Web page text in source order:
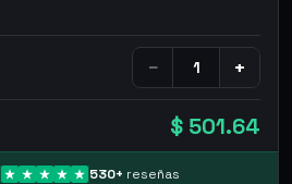
− +
$ 501.64
530+ reseñas